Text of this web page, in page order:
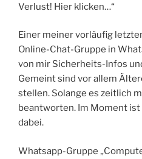
Verlust! Hier klicken…“
Einer meiner vorläufig
Online-Chat-Gruppe in
von mir Sicherheits-Infos
Gemeint sind vor allem
stellen. Solange es zeitlich
beantworten. Im Moment
dabei.
Whatsapp-Gruppe